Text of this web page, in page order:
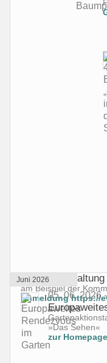
am Beispiel der
Anmeldunghttps://
Juni 2026
05. 06. 2026
»Das Sehen«
zur Homepage